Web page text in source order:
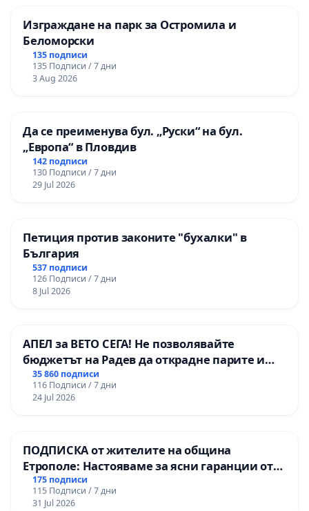
- Въпреки огласените шумно от
евродепутата Емил Радев намерения през 2015-
та за Зоополиция, 4 години по-късно такава на
практика НЯМА! Няма нормативна уредба,
като няма резултати!
- Досега няма една ефективна присъда за
убиец на животно (Райчо от Тополово е един от
- В малкото дела, до които се стига (най-
често по сигналите за престъпления срещу
животни има откази за образуване на досъдебно
производство), се постановяват пробация,
- През 2019 прокуратурата обяви, че няма
основание за повдигане на обвинение срещу
разкрития в разследване на ВВС тартор на
международна мрежа за кучешки боеве Ивайло
На брутални издевателства, престъпления
(тровене, стреляне, малтретиране) са подложени
Изграждане на парк за Остромила и
Беломорски
135 подписи
135 Подписи / 7 дни
3 Aug 2026
Да се преименува бул. „Руски“ на бул.
„Европа“ в Пловдив
142 подписи
130 Подписи / 7 дни
29 Jul 2026
Петиция против законите "бухалки" в
България
537 подписи
126 Подписи / 7 дни
8 Jul 2026
АПЕЛ за ВЕТО СЕГА! Не позволявайте
бюджетът на Радев да открадне парите и
правата ни в тъмното
35 860 подписи
116 Подписи / 7 дни
24 Jul 2026
ПОДПИСКА от жителите на община
Етрополе: Настояваме за ясни гаранции от
“Елаците-МЕД” АД и от държавата, че ще се
изпълнят всички екологични норми!
175 подписи
115 Подписи / 7 дни
31 Jul 2026